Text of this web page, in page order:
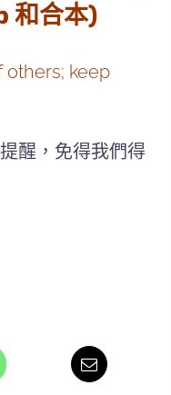
和合本)
others; keep
醒，免得我們得